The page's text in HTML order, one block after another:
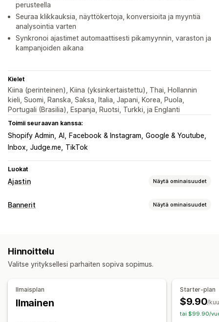
perusteella
Seuraa klikkauksia, näyttökertoja, konversioita ja myyntiä
analysointia varten
Synkronoi ajastimet automaattisesti pikamyynnin, varaston ja
kampanjoiden aikana
Kielet
Kiina (perinteinen), Kiina (yksinkertaistettu), Thai, Hollannin
kieli, Suomi, Ranska, Saksa, Italia, Japani, Korea, Puola,
Portugali (Brasilia), Espanja, Ruotsi, Turkki, ja Englanti
Toimii seuraavan kanssa:
Shopify Admin AI Facebook & Instagram Google & Youtube
Inbox Judge.me TikTok
Luokat
Ajastin Näytä ominaisuudet
Näyttövaihtoehdot
Animaatiot Ostoskorisivu
Tuotesivut
Ajoitusvaihtoehdot
Toistuva
Vierailukohtainen resetointi
Bannerit Näytä ominaisuudet
GDPR:n noudattaminen
Tuotesivu Mainostava Ajastin Yksilöidyt suositukset
Paikallaan pysyminen näytöllä
Hinnoittelu
Valitse yrityksellesi parhaiten sopiva sopimus.
Ilmaisplan
Ilmainen
Starter-plan
$9.90/
tai $99.90/